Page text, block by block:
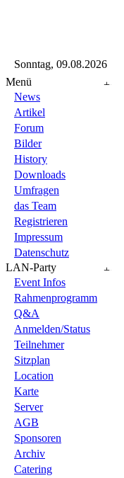
Sonntag, 09.08.2026
Menü
News
Artikel
Forum
Bilder
History
Downloads
Umfragen
das Team
Registrieren
Impressum
Datenschutz
LAN-Party
Event Infos
Rahmenprogramm
Q&A
Anmelden/Status
Teilnehmer
Sitzplan
Location
Karte
Server
AGB
Sponsoren
Archiv
Catering